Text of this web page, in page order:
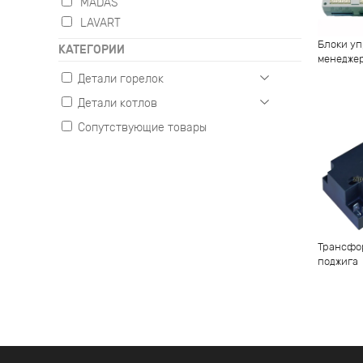
MADAS
LAVART
КАТЕГОРИИ
Детали горелок
Газовые
Жидкотопливные
Детали котлов
Настенные
Сопутствующие товары
Блоки
поджига